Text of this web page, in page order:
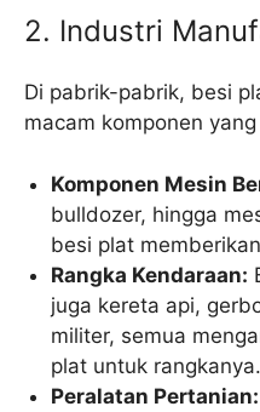
2. Industri
Di pabrik-pabrik, besi
macam komponen
Komponen Mesin
bulldozer, hingga
besi plat
Rangka Kendaraan:
juga kereta api,
militer, semua
plat untuk rangkanya.
Peralatan Pertanian: